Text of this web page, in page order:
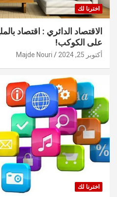
اخترنا لك
الاقتصاد الدائري : اقتصاد
على الكوكب!
أكتوبر 25, 2024 Majde Nouri
اخترنا لك